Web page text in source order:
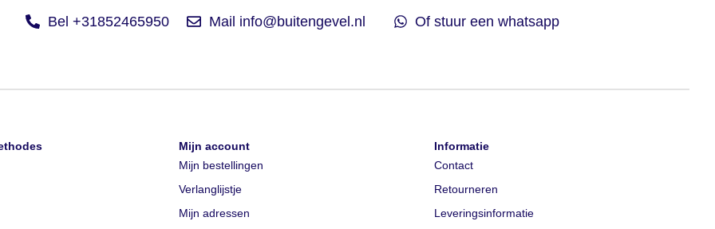
Bel +31852465950 Mail info@buitengevel.nl Of stuur een whatsapp
Mijn account
Mijn bestellingen
Verlanglijstje
Mijn adressen
Informatie
Contact
Retourneren
Leveringsinformatie